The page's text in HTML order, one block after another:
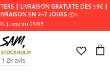
┃ LIVRAISON GRATUITE DÈS 39€ ┃
EN 2–7 JOURS 📦✨
, jusqu'au 09/08